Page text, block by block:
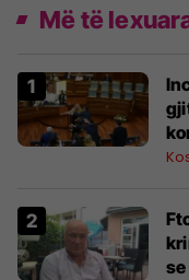
Më të